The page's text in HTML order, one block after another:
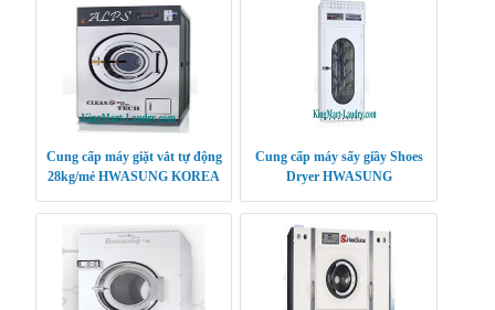
Cung cấp máy giặt vắt tự động
28kg/mẻ HWASUNG KOREA
Cung cấp máy sấy giầy Shoes
Dryer HWASUNG